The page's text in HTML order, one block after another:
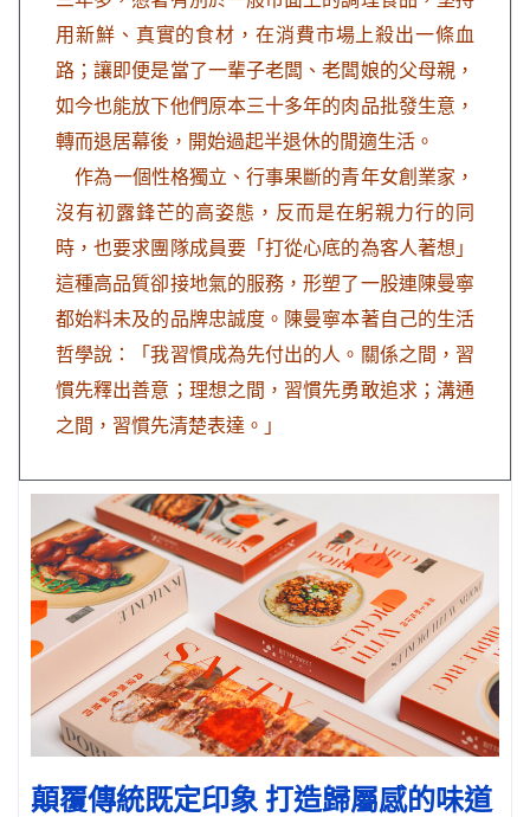
用新鮮、真實的食材，在消費市場上殺出一條血
路；讓即便是當了一輩子老闆、老闆娘的父母親，
如今也能放下他們原本三十多年的肉品批發生意，
轉而退居幕後，開始過起半退休的閒適生活。
作為一個性格獨立、行事果斷的青年女創業家，
沒有初露鋒芒的高姿態，反而是在躬親力行的同
時，也要求團隊成員要「打從心底的為客人著想」
這種高品質卻接地氣的服務，形塑了一股連陳曼寧
都始料未及的品牌忠誠度。陳曼寧本著自己的生活
哲學說：「我習慣成為先付出的人。關係之間，習
慣先釋出善意；理想之間，習慣先勇敢追求；溝通
之間，習慣先清楚表達。」
顛覆傳統既定印象 打造歸屬感的味道